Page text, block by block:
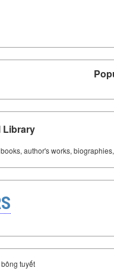
Library
author's works,
tuyết